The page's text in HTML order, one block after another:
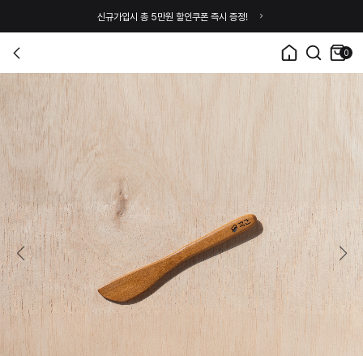
신규가입시 총 5만원 할인쿠폰 즉시 증정!
0